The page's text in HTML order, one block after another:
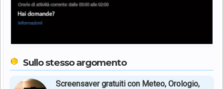
Sullo stesso argomento
Screensaver gratuiti con Meteo, Orologio,